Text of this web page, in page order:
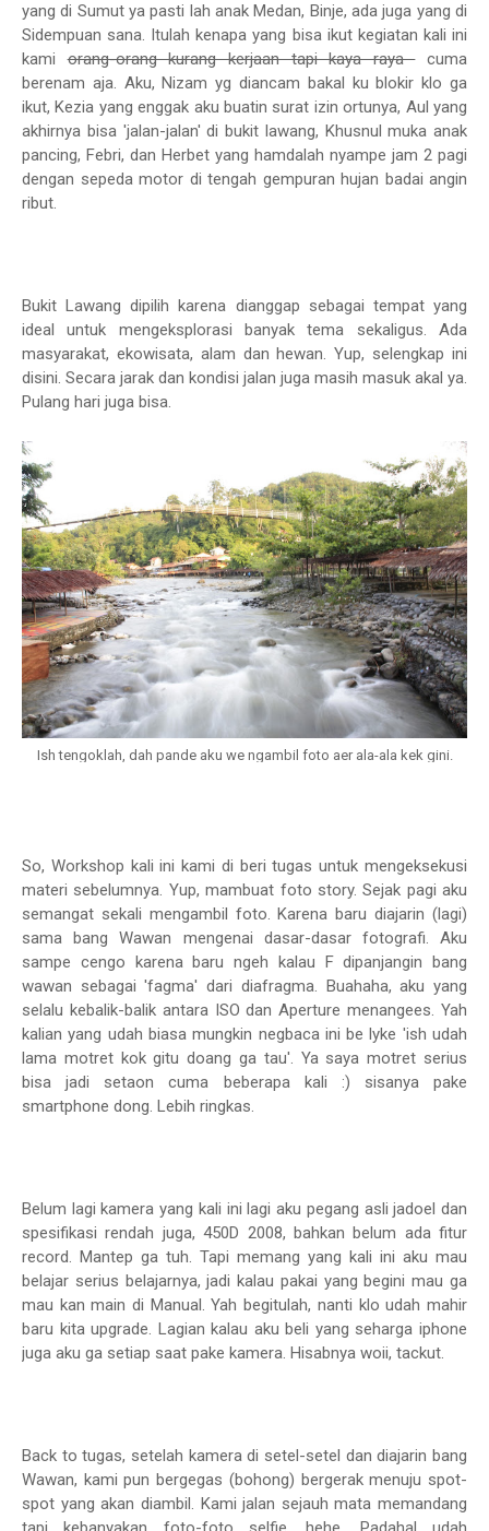
yang di Sumut ya pasti lah anak Medan, Binje, ada juga yang di
Sidempuan sana. Itulah kenapa yang bisa ikut kegiatan kali ini
kamiorang-orang kurang kerjaan tapi kaya rayacuma
berenam aja. Aku, Nizam yg diancam bakal ku blokir klo ga
ikut, Kezia yang enggak aku buatin surat izin ortunya, Aul yang
akhirnya bisa 'jalan-jalan' di bukit lawang, Khusnul muka anak
pancing, Febri, dan Herbet yang hamdalah nyampe jam 2 pagi
dengan sepeda motor di tengah gempuran hujan badai angin
ribut.
Bukit Lawang dipilih karena dianggap sebagai tempat yang
ideal untuk mengeksplorasi banyak tema sekaligus. Ada
masyarakat, ekowisata, alam dan hewan. Yup, selengkap ini
disini. Secara jarak dan kondisi jalan juga masih masuk akal ya.
Pulang hari juga bisa.
Ish tengoklah, dah pande aku we ngambil foto aer ala-ala kek gini.
So, Workshop kali ini kami di beri tugas untuk mengeksekusi
materi sebelumnya. Yup, mambuat foto story. Sejak pagi aku
semangat sekali mengambil foto. Karena baru diajarin (lagi)
sama bang Wawan mengenai dasar-dasar fotografi. Aku
sampe cengo karena baru ngeh kalau F dipanjangin bang
wawan sebagai 'fagma' dari diafragma. Buahaha, aku yang
selalu kebalik-balik antara ISO dan Aperture menangees. Yah
kalian yang udah biasa mungkin negbaca ini be lyke 'ish udah
lama motret kok gitu doang ga tau'. Ya saya motret serius
bisa jadi setaon cuma beberapa kali :) sisanya pake
smartphone dong. Lebih ringkas.
Belum lagi kamera yang kali ini lagi aku pegang asli jadoel dan
spesifikasi rendah juga, 450D 2008, bahkan belum ada fitur
record. Mantep ga tuh. Tapi memang yang kali ini aku mau
belajar serius belajarnya, jadi kalau pakai yang begini mau ga
mau kan main di Manual. Yah begitulah, nanti klo udah mahir
baru kita upgrade. Lagian kalau aku beli yang seharga iphone
juga aku ga setiap saat pake kamera. Hisabnya woii, tackut.
Back to tugas, setelah kamera di setel-setel dan diajarin bang
Wawan, kami pun bergegas (bohong) bergerak menuju spot-
spot yang akan diambil. Kami jalan sejauh mata memandang